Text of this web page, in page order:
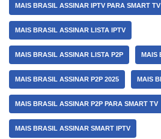
MAIS BRASIL ASSINAR IPTV PARA SMART TV
MAIS BRASIL ASSINAR LISTA IPTV
MAIS BRASIL ASSINAR LISTA P2P MAIS
MAIS BRASIL ASSINAR P2P 2025 MAIS
MAIS BRASIL ASSINAR P2P PARA SMART TV
MAIS BRASIL ASSINAR SMART IPTV